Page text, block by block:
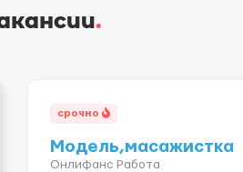
.
срочно
Модель,масажистка
Онлифанс Работа